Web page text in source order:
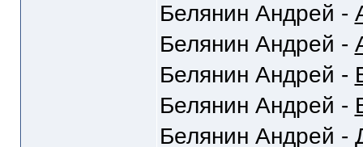
Белянин Андрей -
Белянин Андрей -
Белянин Андрей -
Белянин Андрей -
Белянин Андрей -